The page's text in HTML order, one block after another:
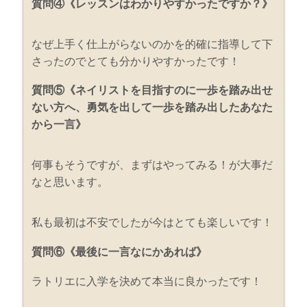
質問④《レッスンはわかりやすかったですか？》
なぜ上手く仕上がらないのかを的確に指導して下
さったのでとても分かりやすかったです！
質問⑤《ネイリストを目指すのに一歩を踏み出せ
ない方へ、勇気を出して一歩を踏み出したあなた
から一言》
何事もそうですが、まずはやってみる！が大事だ
なと思います。
私も最初は不安でしたが今はとても楽しいです！
質問⑥《最後に一言なにかあれば》
ラトリエに入学を決めて本当に良かったです！